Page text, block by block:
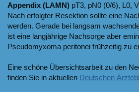
Appendix (LAMN) pT3, pN0 (0/6), L0,
Nach erfolgter Resektion sollte eine
werden. Gerade bei langsam
ist eine langjährige Nachsorge aber
Pseudomyxoma peritonei frühzeitig zu
Eine schöne Übersichtsarbeit zu den
finden Sie in aktuellen Deutschen